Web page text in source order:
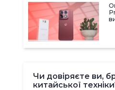
Чи довіряєте ви,
китайської